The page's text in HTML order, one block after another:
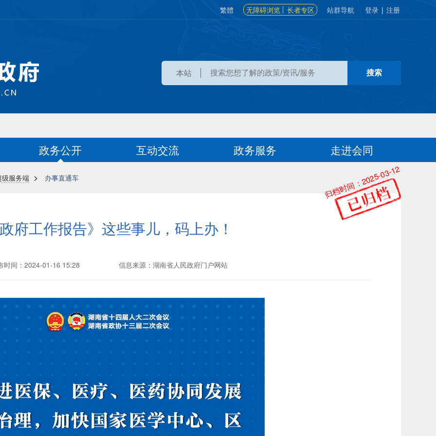
繁體 无障碍浏览 长者专区 站群导航 登录 | 注册
本站
政务公开 互动交流 政务服务 走进会同
服务端 > 办事直通车
府工作报告》这些事儿，码上办！
时间：2024-01-16 15:28 信息来源：湖南省人民政府门户网站
归档时间：2025-03-12